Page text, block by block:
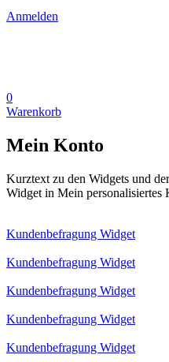
Anmelden
0
Warenkorb
Mein Konto
Kurztext zu den Widgets und
Widget in Mein personalisiertes
Kundenbefragung Widget
Kundenbefragung Widget
Kundenbefragung Widget
Kundenbefragung Widget
Kundenbefragung Widget